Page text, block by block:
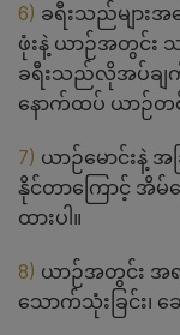
6) ခရီးသည်များ
ဖုံးနဲ့ ယာဉ်အတွင်း
ခရီးသည်လိုအပ်ခ
နောက်ထပ် ယာဉ်တစ်
7) ယာဉ်မောင်းနဲ့ အ
နိုင်တာကြောင့် အိမ်မွ
ထားပါ။
8) ယာဉ်အတွင်း အ
သောက်သုံးခြင်း၊ ဆ